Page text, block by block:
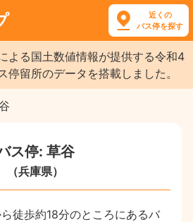
近くの
バス停を探す
よる国土数値情報が提供する令和4
停留所のデータを搭載しました。
ス停: 草谷
（兵庫県）
徒歩約18分のところにあるバ